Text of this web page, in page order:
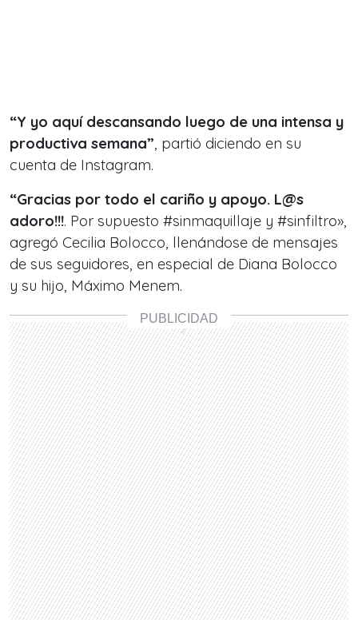
“Y yo aquí descansando luego de una intensa y
productiva semana”, partió diciendo en su
cuenta de Instagram.
“Gracias por todo el cariño y apoyo. L@s
adoro!!!. Por supuesto #sinmaquillaje y #sinfiltro»,
agregó Cecilia Bolocco, llenándose de mensajes
de sus seguidores, en especial de Diana Bolocco
y su hijo, Máximo Menem.